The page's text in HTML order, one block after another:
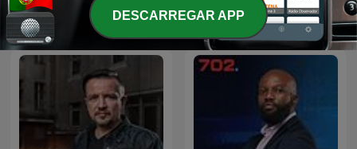
La Republica - Sin guion Global News Podcast
DESCARREGAR APP